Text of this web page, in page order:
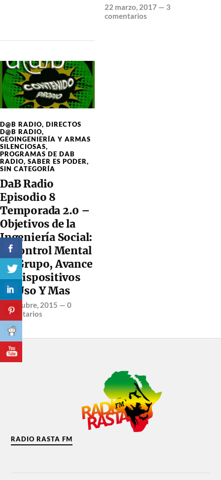
22 marzo, 2017— 3
comentarios
D@B RADIO, DIRECTOS
D@B RADIO,
GEOINGENIERÍA Y ARMAS
SILENCIOSAS,
PROGRAMAS DE DAB
RADIO, SABER ES PODER,
SIN CATEGORÍA
DaB Radio
Episodio 8
Temporada 2.0 –
Objetivos de la
Ingeniería Social:
el Control Mental
En Grupo, Avance
de Dispositivos
En Uso Y Mas
29 octubre, 2015 — 0
comentarios
RADIO RASTA FM